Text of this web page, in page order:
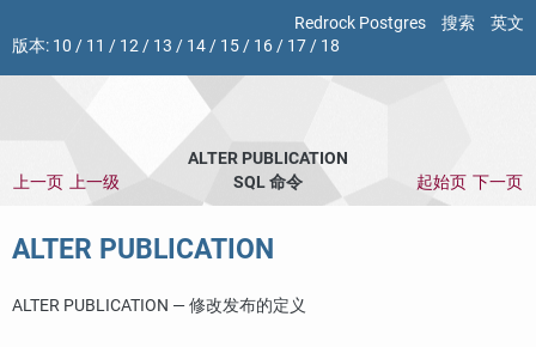
Redrock Postgres 搜索
英文
版本: 10 / 11 / 12/ 13 / 14/ 15/ 16/ 17/ 18
ALTER PUBLICATION
上一页 上一级 SQL 命令 起始页 下一页
ALTER PUBLICATION
ALTER PUBLICATION — 修改发布的定义